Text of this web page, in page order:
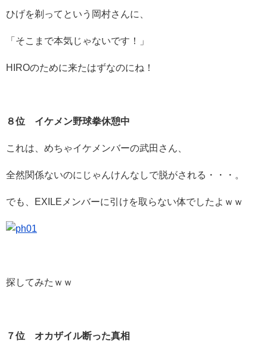
ひげを剃ってという岡村さんに、
「そこまで本気じゃないです！」
HIROのために来たはずなのにね！
８位 イケメン野球拳休憩中
これは、めちゃイケメンバーの武田さん、
全然関係ないのにじゃんけんなしで脱がされる・・・。
でも、EXILEメンバーに引けを取らない体でしたよｗｗ
探してみたｗｗ
７位 オカザイル断った真相